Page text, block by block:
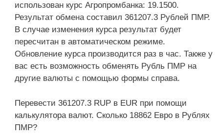
использован курс Агропромбанка: 19.1500.
Результат обмена составил 361207.3 Рублей ПМР.
В случае изменения курса результат будет
пересчитан в автоматическом режиме.
Обновление курса производится раз в час. Также у
вас есть возможность обменять Рубль ПМР на
другие валюты с помощью формы справа.
Перевести 361207.3 RUP в EUR при помощи
калькулятора валют. Сколько 18862 Евро в Рублях
ПМР?